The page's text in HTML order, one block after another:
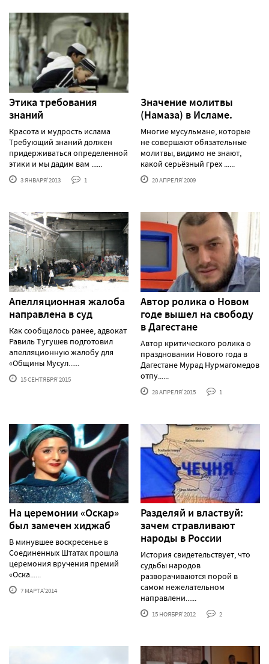
Этика требования
знаний
Красота и мудрость ислама
Требующий знаний должен
придерживаться определенной
этики и мы дадим вам ......
3 ЯНВАРЯ'2013 1
Значение молитвы
(Намаза) в Исламе.
Многие мусульмане, которые
не совершают обязательные
молитвы, видимо не знают,
какой серьёзный грех ......
20 АПРЕЛЯ'2009
Апелляционная жалоба
направлена в суд
Как сообщалось ранее, адвокат
Равиль Тугушев подготовил
апелляционную жалобу для
«Общины Мусул......
15 СЕНТЯБРЯ'2015
Автор ролика о Новом
годе вышел на свободу
в Дагестане
Автор критического ролика о
праздновании Нового года в
Дагестане Мурад Нурмагомедов
отпу......
28 АПРЕЛЯ'2015 1
На церемонии «Оскар»
был замечен хиджаб
В минувшее воскресенье в
Соединенных Штатах прошла
церемония вручения премий
«Оска......
7 МАРТА'2014
Разделяй и властвуй:
зачем стравливают
народы в России
История свидетельствует, что
судьбы народов
разворачиваются порой в
самом нежелательном
направлени......
15 НОЯБРЯ'2012 2